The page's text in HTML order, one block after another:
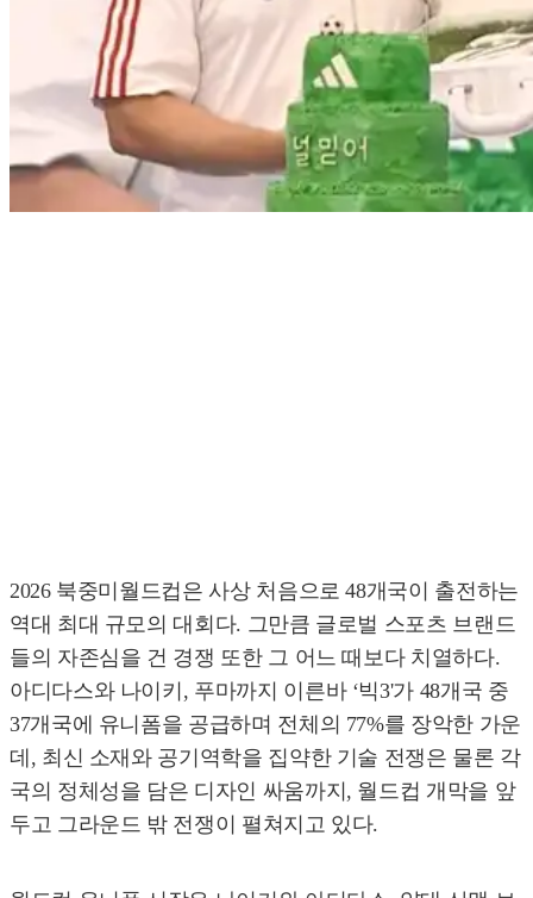
2026 북중미월드컵은 사상 처음으로 48개국이 출전하는
역대 최대 규모의 대회다. 그만큼 글로벌 스포츠 브랜드
들의 자존심을 건 경쟁 또한 그 어느 때보다 치열하다.
아디다스와 나이키, 푸마까지 이른바 ‘빅3'가 48개국 중
37개국에 유니폼을 공급하며 전체의 77%를 장악한 가운
데, 최신 소재와 공기역학을 집약한 기술 전쟁은 물론 각
국의 정체성을 담은 디자인 싸움까지, 월드컵 개막을 앞
두고 그라운드 밖 전쟁이 펼쳐지고 있다.